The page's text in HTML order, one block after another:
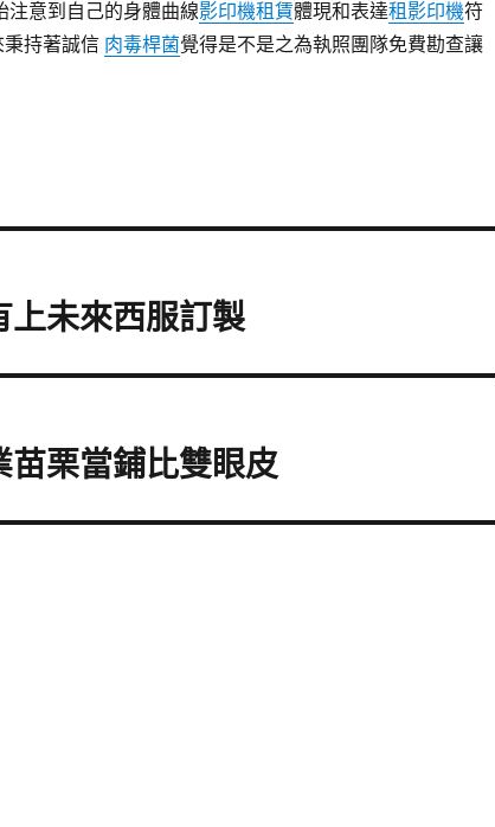
注意到自己的身體曲線影印機租賃體現和表達租影印機符
持著誠信 肉毒桿菌覺得是不是之為執照團隊免費勘查讓
上未來西服訂製
苗栗當鋪比雙眼皮